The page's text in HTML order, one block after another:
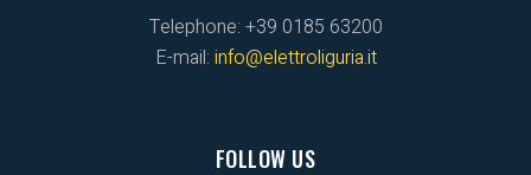
Telephone: +39 0185 63200
E-mail: info@elettroliguria.it
FOLLOW US